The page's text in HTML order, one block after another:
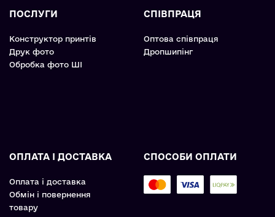
ПОСЛУГИ
Конструктор принтів
Друк фото
Обробка фото ШІ
СПІВПРАЦЯ
Оптова співпраця
Дропшипінг
ОПЛАТА І ДОСТАВКА
Оплата і доставка
Обмін і повернення
товару
СПОСОБИ ОПЛАТИ